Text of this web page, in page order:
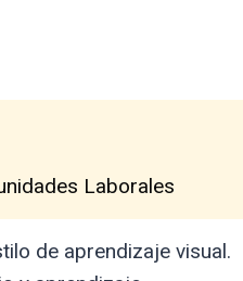
Laborales
de aprendizaje visual.